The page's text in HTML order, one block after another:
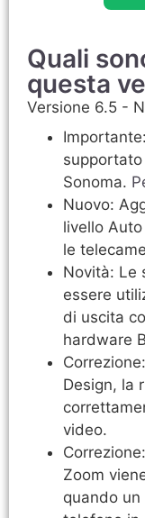
Quali
questa
Versione 6.5 -
supportato
Sonoma.
Nuovo:
livello
le
Novità: Le
essere
di uscita
hardware
Design, la
video.
Zoom
quando